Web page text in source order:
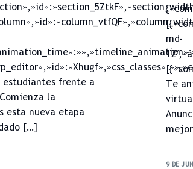
estudiantes frente a
la
esta nueva etapa
[…]
md-
Te
9 DE